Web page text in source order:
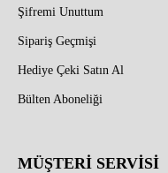
Şifremi Unuttum
Sipariş Geçmişi
Hediye Çeki Satın Al
Bülten Aboneliği
MÜŞTERİ SERVİSİ